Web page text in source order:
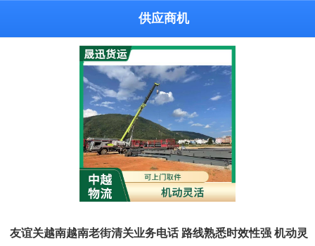
供应商机
友谊关越南越南老街清关业务电话 路线熟悉时效性强 机动灵